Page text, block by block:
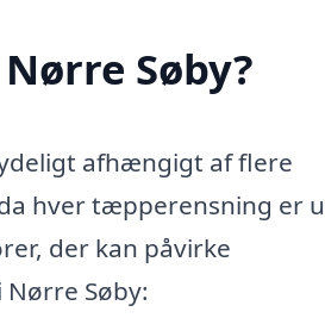
Søby?
afhængigt af flere
hver tæpperensning er
der kan påvirke
Søby: